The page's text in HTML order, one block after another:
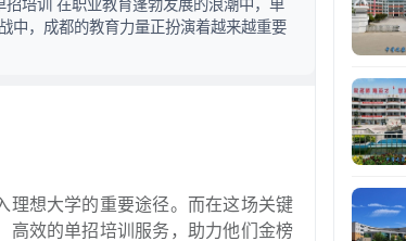
培训 在职业教育蓬勃发展的浪潮中，单
中，成都的教育力量正扮演着越来越重要
理想大学的重要途径。而在这场关键
高效的单招培训服务，助力他们金榜